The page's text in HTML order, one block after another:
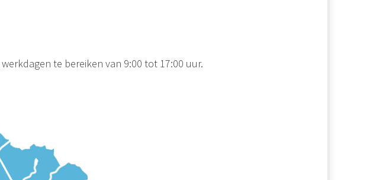
te bereiken van 9:00 tot 17:00 uur.